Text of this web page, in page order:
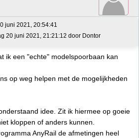
juni 2021, 20:54:41
20 juni 2021, 21:21:12 door Dontor
ik een "echte" modelspoorbaan kan
op weg helpen met de mogelijkheden
idee. Zit ik hiermee op goeie
kloppen of anders kunnen.
AnyRail de afmetingen heel